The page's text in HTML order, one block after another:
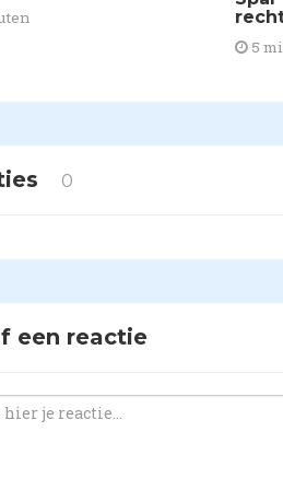
5
0
een reactie